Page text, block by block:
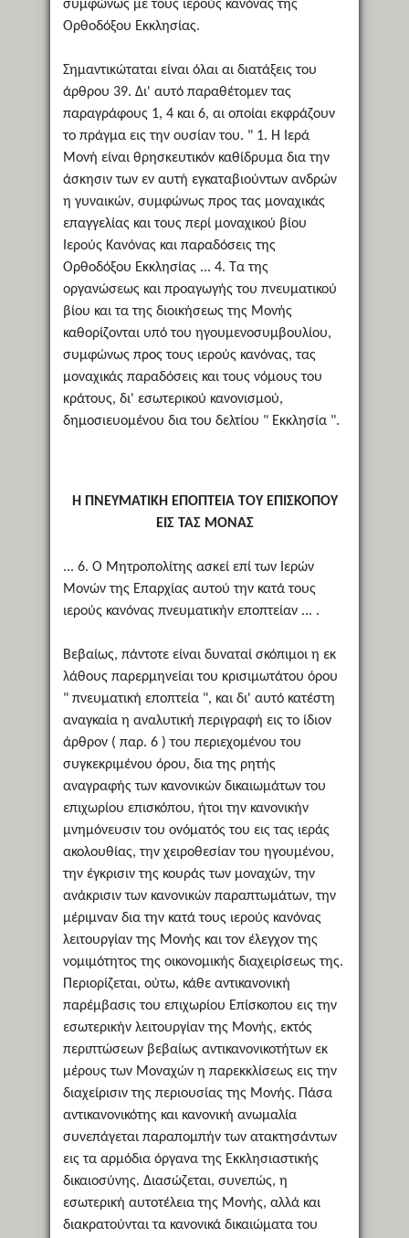
συμφώνως με τους ιερούς κανόνας της
Ορθοδόξου Εκκλησίας.
Σημαντικώταται είναι όλαι αι διατάξεις του
άρθρου 39. Δι' αυτό παραθέτομεν τας
παραγράφους 1, 4 και 6, αι οποίαι εκφράζουν
το πράγμα εις την ουσίαν του. " 1. Η Ιερά
Μονή είναι θρησκευτικόν καθίδρυμα δια την
άσκησιν των εν αυτή εγκαταβιούντων ανδρών
η γυναικών, συμφώνως προς τας μοναχικάς
επαγγελίας και τους περί μοναχικού βίου
Ιερούς Κανόνας και παραδόσεις της
Ορθοδόξου Εκκλησίας ... 4. Τα της
οργανώσεως και προαγωγής του πνευματικού
βίου και τα της διοικήσεως της Μονής
καθορίζονται υπό του ηγουμενοσυμβουλίου,
συμφώνως προς τους ιερούς κανόνας, τας
μοναχικάς παραδόσεις και τους νόμους του
κράτους, δι' εσωτερικού κανονισμού,
δημοσιευομένου δια του δελτίου " Εκκλησία ".
Η ΠΝΕΥΜΑΤΙΚΗ ΕΠΟΠΤΕΙΑ ΤΟΥ ΕΠΙΣΚΟΠΟΥ
ΕΙΣ ΤΑΣ ΜΟΝΑΣ
... 6. Ο Μητροπολίτης ασκεί επί των Ιερών
Μονών της Επαρχίας αυτού την κατά τους
ιερούς κανόνας πνευματικήν εποπτείαν ... .
Βεβαίως, πάντοτε είναι δυναταί σκόπιμοι η εκ
λάθους παρερμηνείαι του κρισιμωτάτου όρου
" πνευματική εποπτεία ", και δι' αυτό κατέστη
αναγκαία η αναλυτική περιγραφή εις το ίδιον
άρθρον ( παρ. 6 ) του περιεχομένου του
συγκεκριμένου όρου, δια της ρητής
αναγραφής των κανονικών δικαιωμάτων του
επιχωρίου επισκόπου, ήτοι την κανονικήν
μνημόνευσιν του ονόματός του εις τας ιεράς
ακολουθίας, την χειροθεσίαν του ηγουμένου,
την έγκρισιν της κουράς των μοναχών, την
ανάκρισιν των κανονικών παραπτωμάτων, την
μέριμναν δια την κατά τους ιερούς κανόνας
λειτουργίαν της Μονής και τον έλεγχον της
νομιμότητος της οικονομικής διαχειρίσεως της.
Περιορίζεται, ούτω, κάθε αντικανονική
παρέμβασις του επιχωρίου Επίσκοπου εις την
εσωτερικήν λειτουργίαν της Μονής, εκτός
περιπτώσεων βεβαίως αντικανονικοτήτων εκ
μέρους των Μοναχών η παρεκκλίσεως εις την
διαχείρισιν της περιουσίας της Μονής. Πάσα
αντικανονικότης και κανονική ανωμαλία
συνεπάγεται παραπομπήν των ατακτησάντων
εις τα αρμόδια όργανα της Εκκλησιαστικής
δικαιοσύνης. Διασώζεται, συνεπώς, η
εσωτερική αυτοτέλεια της Μονής, αλλά και
διακρατούνται τα κανονικά δικαιώματα του